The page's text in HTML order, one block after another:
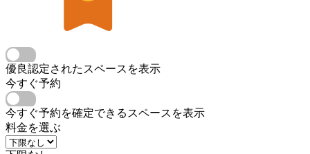
優良認定されたスペースを表示
今すぐ予約
今すぐ予約を確定できるスペースを表示
料金を選ぶ